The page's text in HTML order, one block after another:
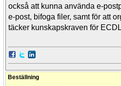
också att kunna använda e-
e-post, bifoga filer, samt för att
täcker kunskapskraven för
Beställning